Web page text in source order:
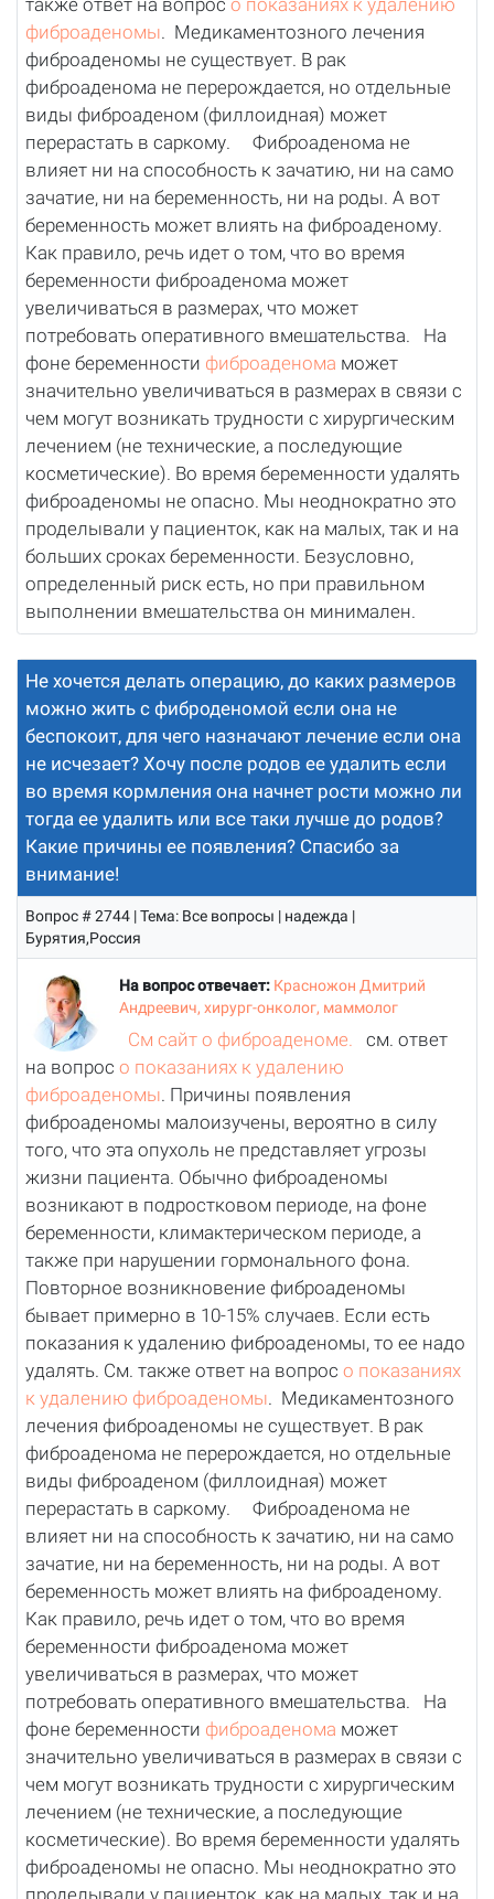
также ответ на вопросо показаниях к удалению
фиброаденомы. Медикаментозного лечения
фиброаденомы не существует. В рак
фиброаденома не перерождается, но отдельные
виды фиброаденом (филлоидная) может
перерастать в саркому. Фиброаденома не
влияет ни на способность к зачатию, ни на само
зачатие, ни на беременность, ни на роды. А вот
беременность может влиять на фиброаденому.
Как правило, речь идет о том, что во время
беременности фиброаденома может
увеличиваться в размерах, что может
потребовать оперативного вмешательства. На
фоне беременности фиброаденома может
значительно увеличиваться в размерах в связи с
чем могут возникать трудности с хирургическим
лечением (не технические, а последующие
косметические). Во время беременности удалять
фиброаденомы не опасно. Мы неоднократно это
проделывали у пациенток, как на малых, так и на
больших сроках беременности. Безусловно,
определенный риск есть, но при правильном
выполнении вмешательства он минимален.
Не хочется делать операцию, до каких размеров
можно жить с фиброденомой если она не
беспокоит, для чего назначают лечение если она
не исчезает? Хочу после родов ее удалить если
во время кормления она начнет рости можно ли
тогда ее удалить или все таки лучше до родов?
Какие причины ее появления? Спасибо за
внимание!
Вопрос # 2744 | Тема: Все вопросы | надежда |
Бурятия,Россия
На вопрос отвечает: Красножон Дмитрий
Андреевич, хирург-онколог, маммолог
См сайт о фиброаденоме. см. ответ
на вопросо показаниях к удалению
фиброаденомы. Причины появления
фиброаденомы малоизучены, вероятно в силу
того, что эта опухоль не представляет угрозы
жизни пациента. Обычно фиброаденомы
возникают в подростковом периоде, на фоне
беременности, климактерическом периоде, а
также при нарушении гормонального фона.
Повторное возникновение фиброаденомы
бывает примерно в 10-15% случаев. Если есть
показания к удалению фиброаденомы, то ее надо
удалять. См. также ответ на вопросо показаниях
к удалению фиброаденомы. Медикаментозного
лечения фиброаденомы не существует. В рак
фиброаденома не перерождается, но отдельные
виды фиброаденом (филлоидная) может
перерастать в саркому. Фиброаденома не
влияет ни на способность к зачатию, ни на само
зачатие, ни на беременность, ни на роды. А вот
беременность может влиять на фиброаденому.
Как правило, речь идет о том, что во время
беременности фиброаденома может
увеличиваться в размерах, что может
потребовать оперативного вмешательства. На
фоне беременности фиброаденома может
значительно увеличиваться в размерах в связи с
чем могут возникать трудности с хирургическим
лечением (не технические, а последующие
косметические). Во время беременности удалять
фиброаденомы не опасно. Мы неоднократно это